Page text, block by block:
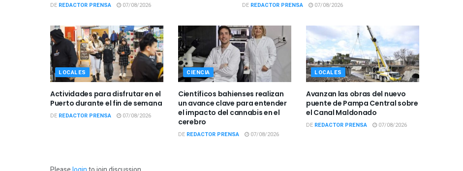
DE REDACTOR PRENSA 07/08/2026 DE REDACTOR PRENSA 07/08/2026
LOCALES
Actividades para disfrutar en el
Puerto durante el fin de semana
DE REDACTOR PRENSA 07/08/2026
CIENCIA
Científicos bahienses realizan
un avance clave para entender
el impacto del cannabis en el
cerebro
DE REDACTOR PRENSA 07/08/2026
LOCALES
Avanzan las obras del nuevo
puente de Pampa Central sobre
el Canal Maldonado
DE REDACTOR PRENSA 07/08/2026